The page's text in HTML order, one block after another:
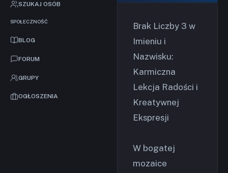
SZUKAJ OSÓB
SPOŁECZNOŚĆ
BLOG
FORUM
GRUPY
OGŁOSZENIA
Brak Liczby 3 w
Imieniu i
Nazwisku:
Karmiczna
Lekcja Radości i
Kreatywnej
Ekspresji
W bogatej
mozaice